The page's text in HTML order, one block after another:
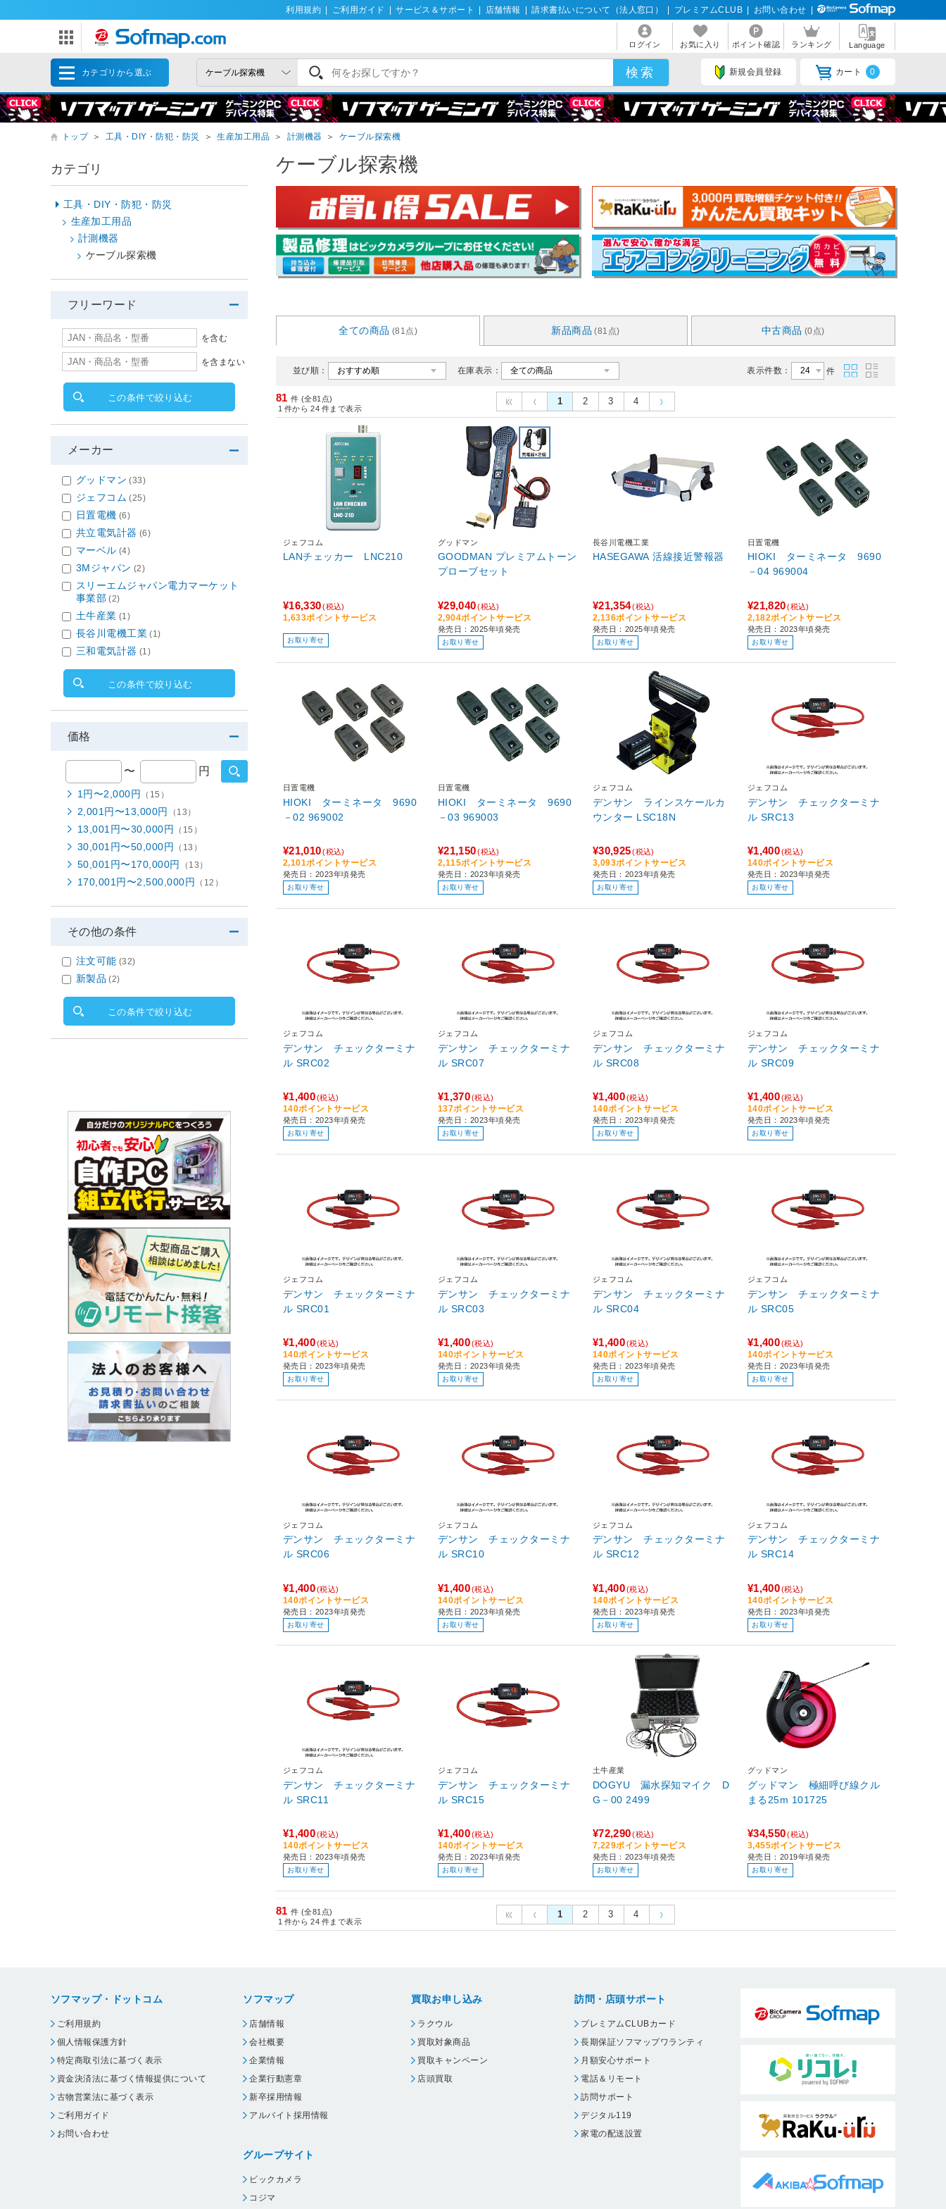
利用規約 ご利用ガイド サービス＆サポート 店舗情報 請求書払いについて（法人窓口） プレミアムCLUB お問い合わせ
ログイン お気に入り ポイント確認 ランキング Language
カテゴリから選ぶ 新規会員登録 カート 0
トップ ＞ 工具・DIY・防犯・防災 ＞ 生産加工用品 ＞ 計測機器 ＞ ケーブル探索機
ケーブル探索機
全ての商品 (81点) 新品商品 (81点) 中古商品 (0点)
並び順： 在庫表示： 表示件数： 件
81 件 (全81点)
1 件から 24 件まで表示
1 2 3 4
ジェフコム
LANチェッカー LNC210
¥16,330(税込)
1,633ポイントサービス
お取り寄せ
グッドマン
GOODMAN プレミアムトーン
プローブセット
¥29,040(税込)
2,904ポイントサービス
発売日：2025年頃発売
お取り寄せ
長谷川電機工業
HASEGAWA 活線接近警報器
¥21,354(税込)
2,136ポイントサービス
発売日：2025年頃発売
お取り寄せ
日置電機
HIOKI ターミネータ 9690
－04 969004
¥21,820(税込)
2,182ポイントサービス
発売日：2023年頃発売
お取り寄せ
日置電機
HIOKI ターミネータ 9690
－02 969002
¥21,010(税込)
2,101ポイントサービス
発売日：2023年頃発売
お取り寄せ
日置電機
HIOKI ターミネータ 9690
－03 969003
¥21,150(税込)
2,115ポイントサービス
発売日：2023年頃発売
お取り寄せ
ジェフコム
デンサン ラインスケールカ
ウンター LSC18N
¥30,925(税込)
3,093ポイントサービス
発売日：2023年頃発売
お取り寄せ
ジェフコム
デンサン チェックターミナ
ル SRC13
¥1,400(税込)
140ポイントサービス
発売日：2023年頃発売
お取り寄せ
ジェフコム
デンサン チェックターミナ
ル SRC02
¥1,400(税込)
140ポイントサービス
発売日：2023年頃発売
お取り寄せ
ジェフコム
デンサン チェックターミナ
ル SRC07
¥1,370(税込)
137ポイントサービス
発売日：2023年頃発売
お取り寄せ
ジェフコム
デンサン チェックターミナ
ル SRC08
¥1,400(税込)
140ポイントサービス
発売日：2023年頃発売
お取り寄せ
ジェフコム
デンサン チェックターミナ
ル SRC09
¥1,400(税込)
140ポイントサービス
発売日：2023年頃発売
お取り寄せ
ジェフコム
デンサン チェックターミナ
ル SRC01
¥1,400(税込)
140ポイントサービス
発売日：2023年頃発売
お取り寄せ
ジェフコム
デンサン チェックターミナ
ル SRC03
¥1,400(税込)
140ポイントサービス
発売日：2023年頃発売
お取り寄せ
ジェフコム
デンサン チェックターミナ
ル SRC04
¥1,400(税込)
140ポイントサービス
発売日：2023年頃発売
お取り寄せ
ジェフコム
デンサン チェックターミナ
ル SRC05
¥1,400(税込)
140ポイントサービス
発売日：2023年頃発売
お取り寄せ
ジェフコム
デンサン チェックターミナ
ル SRC06
¥1,400(税込)
140ポイントサービス
発売日：2023年頃発売
お取り寄せ
ジェフコム
デンサン チェックターミナ
ル SRC10
¥1,400(税込)
140ポイントサービス
発売日：2023年頃発売
お取り寄せ
ジェフコム
デンサン チェックターミナ
ル SRC12
¥1,400(税込)
140ポイントサービス
発売日：2023年頃発売
お取り寄せ
ジェフコム
デンサン チェックターミナ
ル SRC14
¥1,400(税込)
140ポイントサービス
発売日：2023年頃発売
お取り寄せ
ジェフコム
デンサン チェックターミナ
ル SRC11
¥1,400(税込)
140ポイントサービス
発売日：2023年頃発売
お取り寄せ
ジェフコム
デンサン チェックターミナ
ル SRC15
¥1,400(税込)
140ポイントサービス
発売日：2023年頃発売
お取り寄せ
土牛産業
DOGYU 漏水探知マイク D
G－00 2499
¥72,290(税込)
7,229ポイントサービス
発売日：2023年頃発売
お取り寄せ
グッドマン
グッドマン 極細呼び線クル
まる25m 101725
¥34,550(税込)
3,455ポイントサービス
発売日：2019年頃発売
お取り寄せ
81 件 (全81点)
1 件から 24 件まで表示
1 2 3 4
カテゴリ
工具・DIY・防犯・防災
生産加工用品
計測機器
ケーブル探索機
フリーワード
を含む
を含まない
この条件で絞り込む
メーカー
グッドマン (33)
ジェフコム (25)
日置電機 (6)
共立電気計器 (6)
マーベル (4)
3Mジャパン (2)
スリーエムジャパン電力マーケット
事業部 (2)
土牛産業 (1)
長谷川電機工業 (1)
三和電気計器 (1)
この条件で絞り込む
価格
〜 円
1円〜2,000円 （15）
2,001円〜13,000円 （13）
13,001円〜30,000円 （15）
30,001円〜50,000円 （13）
50,001円〜170,000円 （13）
170,001円〜2,500,000円 （12）
その他の条件
注文可能 (32)
新製品 (2)
この条件で絞り込む
ソフマップ・ドットコム
ご利用規約
個人情報保護方針
特定商取引法に基づく表示
資金決済法に基づく情報提供について
古物営業法に基づく表示
ご利用ガイド
お問い合わせ
ソフマップ
店舗情報
会社概要
企業情報
企業行動憲章
新卒採用情報
アルバイト採用情報
グループサイト
ビックカメラ
コジマ
買取お申し込み
ラクウル
買取対象商品
買取キャンペーン
店頭買取
訪問・店頭サポート
プレミアムCLUBカード
長期保証ソフマップワランティ
月額安心サポート
電話＆リモート
訪問サポート
デジタル119
家電の配送設置